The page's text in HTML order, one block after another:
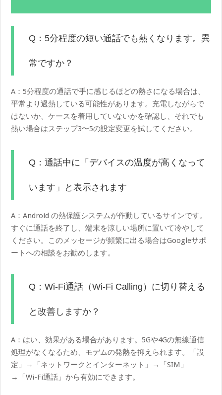
Q：5分程度の短い通話でも熱くなります。異
常ですか？
A：5分程度の通話で手に感じるほどの熱さになる場合は、
平常より過熱している可能性があります。充電しながらで
はないか、ケースを着用していないかを確認し、それでも
熱い場合はステップ3〜5の設定変更を試してください。
Q：通話中に「デバイスの温度が高くなって
います」と表示されます
A：Android の熱保護システムが作動しているサインです。
すぐに通話を終了し、端末を涼しい場所に置いて冷やして
ください。このメッセージが頻繁に出る場合はGoogleサポ
ートへの相談をお勧めします。
Q：Wi-Fi通話（Wi-Fi Calling）に切り替える
と改善しますか？
A：はい、効果がある場合があります。5Gや4Gの無線通信
処理がなくなるため、モデムの発熱を抑えられます。「設
定」→「ネットワークとインターネット」→「SIM」
→「Wi-Fi通話」から有効にできます。